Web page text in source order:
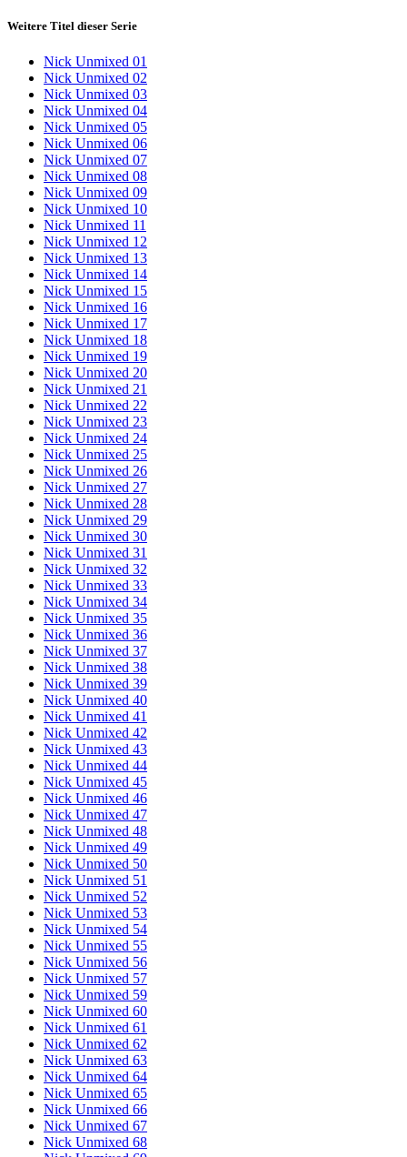
Weitere Titel dieser Serie
Nick Unmixed 01
Nick Unmixed 02
Nick Unmixed 03
Nick Unmixed 04
Nick Unmixed 05
Nick Unmixed 06
Nick Unmixed 07
Nick Unmixed 08
Nick Unmixed 09
Nick Unmixed 10
Nick Unmixed 11
Nick Unmixed 12
Nick Unmixed 13
Nick Unmixed 14
Nick Unmixed 15
Nick Unmixed 16
Nick Unmixed 17
Nick Unmixed 18
Nick Unmixed 19
Nick Unmixed 20
Nick Unmixed 21
Nick Unmixed 22
Nick Unmixed 23
Nick Unmixed 24
Nick Unmixed 25
Nick Unmixed 26
Nick Unmixed 27
Nick Unmixed 28
Nick Unmixed 29
Nick Unmixed 30
Nick Unmixed 31
Nick Unmixed 32
Nick Unmixed 33
Nick Unmixed 34
Nick Unmixed 35
Nick Unmixed 36
Nick Unmixed 37
Nick Unmixed 38
Nick Unmixed 39
Nick Unmixed 40
Nick Unmixed 41
Nick Unmixed 42
Nick Unmixed 43
Nick Unmixed 44
Nick Unmixed 45
Nick Unmixed 46
Nick Unmixed 47
Nick Unmixed 48
Nick Unmixed 49
Nick Unmixed 50
Nick Unmixed 51
Nick Unmixed 52
Nick Unmixed 53
Nick Unmixed 54
Nick Unmixed 55
Nick Unmixed 56
Nick Unmixed 57
Nick Unmixed 59
Nick Unmixed 60
Nick Unmixed 61
Nick Unmixed 62
Nick Unmixed 63
Nick Unmixed 64
Nick Unmixed 65
Nick Unmixed 66
Nick Unmixed 67
Nick Unmixed 68